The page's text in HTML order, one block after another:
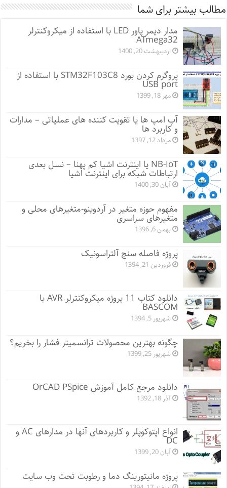
مطالب بیشتر برای شما
مدار دیمر پاور LED با استفاده از میکروکنترلر
ATmega32
اردیبهشت 20, 1400
پروگرم کردن بورد STM32F103C8 با استفاده از
USB port
مهر 18, 1399
آپ امپ ها یا تقویت کننده های عملیاتی – مدارات
و کاربرد ها
مرداد 12, 1397
NB-IoT یا اینترنت اشیا کم پهنا – نسل بعدی
ارتباطات شبکه برای اینترنت اشیا
آبان 30, 1400
مفهوم حوزه متغیر در آردوینو-متغیرهای محلی و
متغیرهای سراسری
بهمن 6, 1396
پروژه فاصله سنج آلتراسونیک
فروردین 21, 1394
دانلود کتاب 11 پروژه میکروکنترلر AVR با
BASCOM
شهریور 5, 1394
چگونه بهترین محصولات ترانسمیتر فشار را بخریم؟
شهریور 25, 1399
دانلود مرجع کامل آموزش OrCAD PSpice
آذر 18, 1392
انواع اپتوکوپلر و کاربردهای آنها در مدارهای AC و
DC
آبان 20, 1399
پروژه مانيتورينگ دما و رطوبت تحت وب سایت